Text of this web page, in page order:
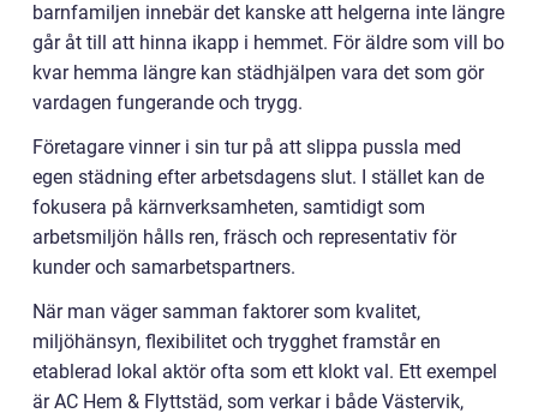
barnfamiljen innebär det kanske att helgerna inte längre
går åt till att hinna ikapp i hemmet. För äldre som vill bo
kvar hemma längre kan städhjälpen vara det som gör
vardagen fungerande och trygg.
Företagare vinner i sin tur på att slippa pussla med
egen städning efter arbetsdagens slut. I stället kan de
fokusera på kärnverksamheten, samtidigt som
arbetsmiljön hålls ren, fräsch och representativ för
kunder och samarbetspartners.
När man väger samman faktorer som kvalitet,
miljöhänsyn, flexibilitet och trygghet framstår en
etablerad lokal aktör ofta som ett klokt val. Ett exempel
är AC Hem & Flyttstäd, som verkar i både Västervik,